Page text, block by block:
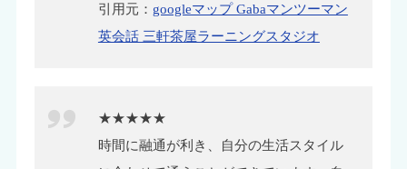
引用元： googleマップ Gabaマンツーマン
英会話 三軒茶屋ラーニングスタジオ
★★★★★
時間に融通が利き、自分の生活スタイル